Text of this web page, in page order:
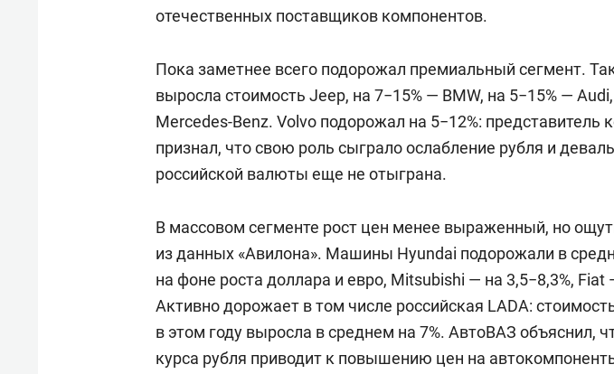
отечественных поставщиков компонентов.
Пока заметнее всего подорожал премиальный сегмент.
выросла стоимость Jeep, на 7−15% — BMW, на 5−15% —
Mercedes-Benz. Volvo подорожал на 5−12%: представитель
признал, что свою роль сыграло ослабление рубля и
российской валюты еще не отыграна.
В массовом сегменте рост цен менее выраженный, но
из данных «Авилона». Машины Hyundai подорожали в
на фоне роста доллара и евро, Mitsubishi — на 3,5−8,3%, Fiat
Активно дорожает в том числе российская LADA:
в этом году выросла в среднем на 7%. АвтоВАЗ объяснил,
курса рубля приводит к повышению цен на